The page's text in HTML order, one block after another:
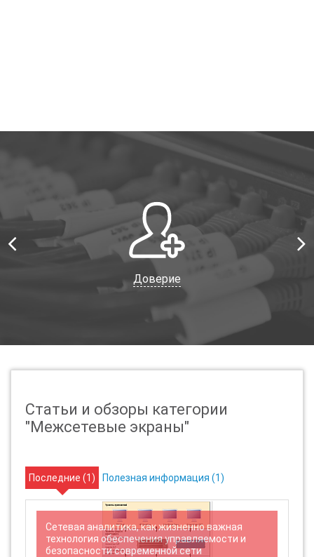
Доверие
Статьи и обзоры категории
"Межсетевые экраны"
Последние (1) Полезная информация (1)
Сетевая аналитика, как жизненно важная
технология обеспечения управляемости и
безопасности современной сети